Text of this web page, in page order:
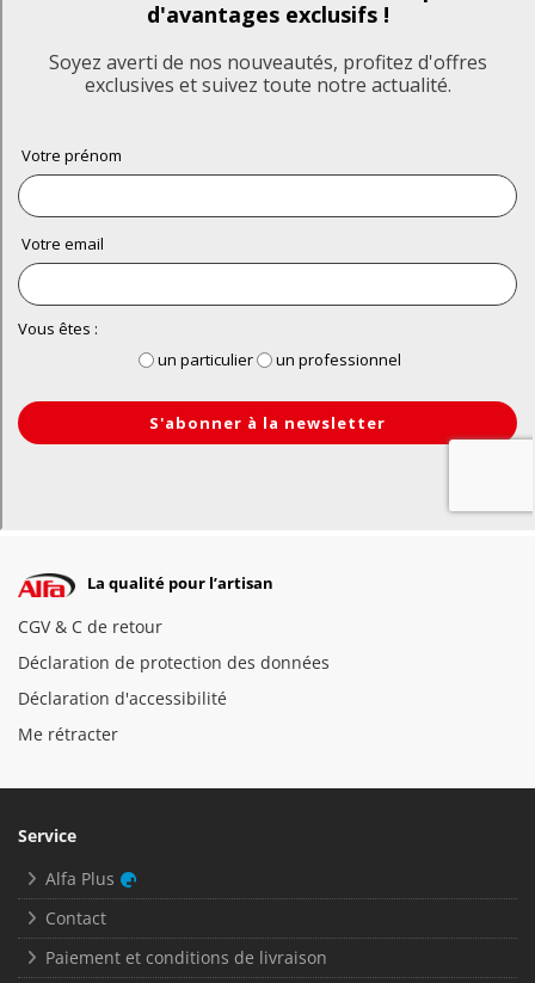
La qualité pour l’artisan
CGV & C de retour
Déclaration de protection des données
Déclaration d'accessibilité
Me rétracter
Service
Alfa Plus
Contact
Paiement et conditions de livraison